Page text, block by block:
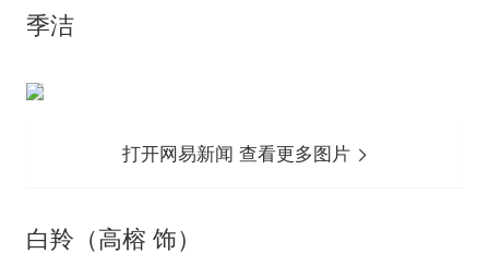
季洁
打开网易新闻 查看更多图片
白羚（高榕 饰）